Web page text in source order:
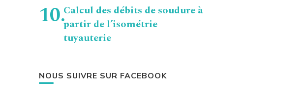
Calcul des débits de soudure à
partir de l’isométrie
tuyauterie
NOUS SUIVRE SUR FACEBOOK